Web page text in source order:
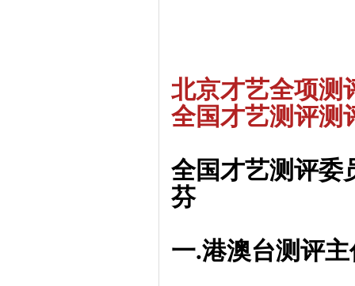
北京才艺全项测
全国才艺测评测
全国才艺测评委
芬
一.港澳台测评主